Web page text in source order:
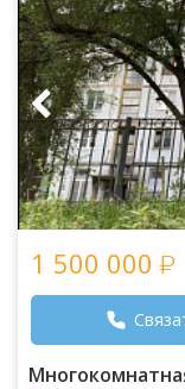
1 500 000